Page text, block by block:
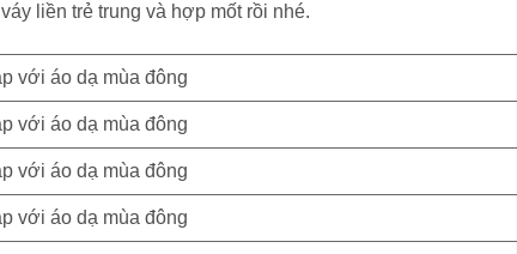
liền trẻ trung và hợp mốt rồi nhé.